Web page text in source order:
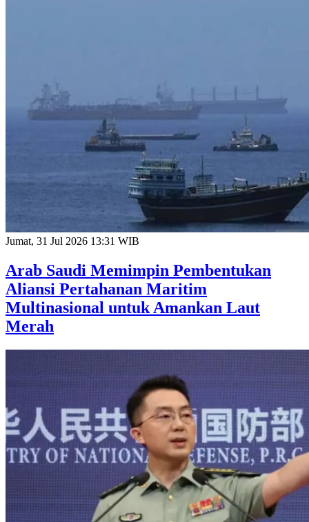
Jumat, 31 Jul 2026 13:31 WIB
Arab Saudi Memimpin Pembentukan
Aliansi Pertahanan Maritim
Multinasional untuk Amankan Laut
Merah